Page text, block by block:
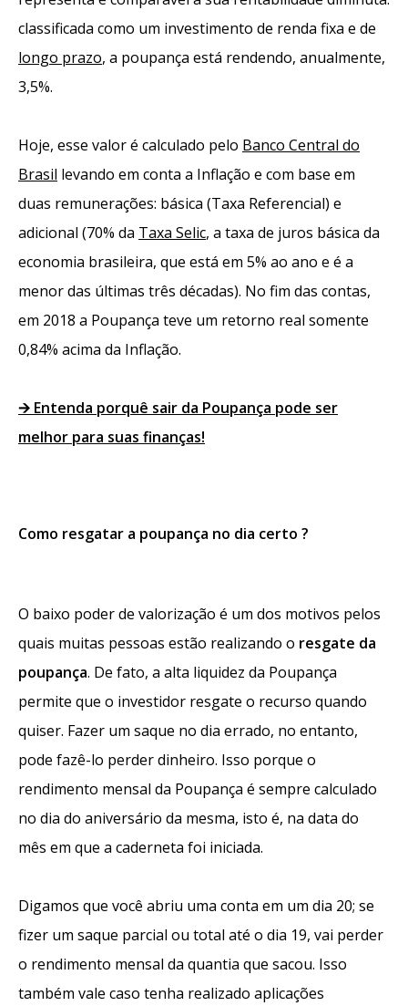
classificada como um investimento de renda fixa e de
longo prazo, a poupança está rendendo, anualmente,
3,5%.
Hoje, esse valor é calculado pelo Banco Central do
Brasil levando em conta a Inflação e com base em
duas remunerações: básica (Taxa Referencial) e
adicional (70% da Taxa Selic, a taxa de juros básica da
economia brasileira, que está em 5% ao ano e é a
menor das últimas três décadas). No fim das contas,
em 2018 a Poupança teve um retorno real somente
0,84% acima da Inflação.
🡪 Entenda porquê sair da Poupança pode ser
melhor para suas finanças!
Como resgatar a poupança no dia certo ?
O baixo poder de valorização é um dos motivos pelos
quais muitas pessoas estão realizando o resgate da
poupança. De fato, a alta liquidez da Poupança
permite que o investidor resgate o recurso quando
quiser. Fazer um saque no dia errado, no entanto,
pode fazê-lo perder dinheiro. Isso porque o
rendimento mensal da Poupança é sempre calculado
no dia do aniversário da mesma, isto é, na data do
mês em que a caderneta foi iniciada.
Digamos que você abriu uma conta em um dia 20; se
fizer um saque parcial ou total até o dia 19, vai perder
o rendimento mensal da quantia que sacou. Isso
também vale caso tenha realizado aplicações